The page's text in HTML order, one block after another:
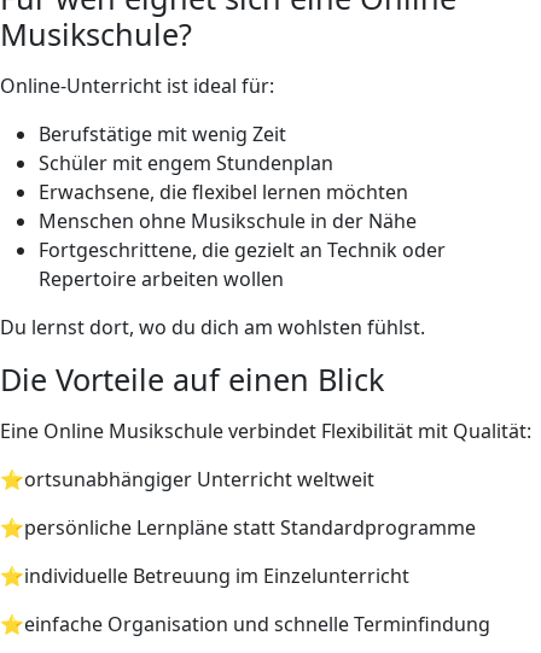
Musikschule?
Online-Unterricht ist ideal für:
Berufstätige mit wenig Zeit
Schüler mit engem Stundenplan
Erwachsene, die flexibel lernen möchten
Menschen ohne Musikschule in der Nähe
Fortgeschrittene, die gezielt an Technik oder
Repertoire arbeiten wollen
Du lernst dort, wo du dich am wohlsten fühlst.
Die Vorteile auf einen Blick
Eine Online Musikschule verbindet Flexibilität mit Qualität:
⭐ortsunabhängiger Unterricht weltweit
⭐persönliche Lernpläne statt Standardprogramme
⭐individuelle Betreuung im Einzelunterricht
⭐einfache Organisation und schnelle Terminfindung